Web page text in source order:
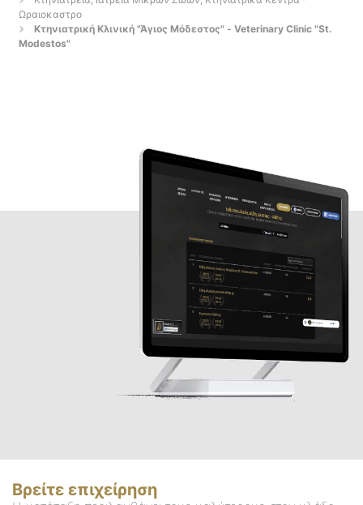
Ωραιοκαστρο
Κτηνιατρική Κλινική "Άγιος Μόδεστος" - Veterinary Clinic "St.
Modestos"
Βρείτε επιχείρηση